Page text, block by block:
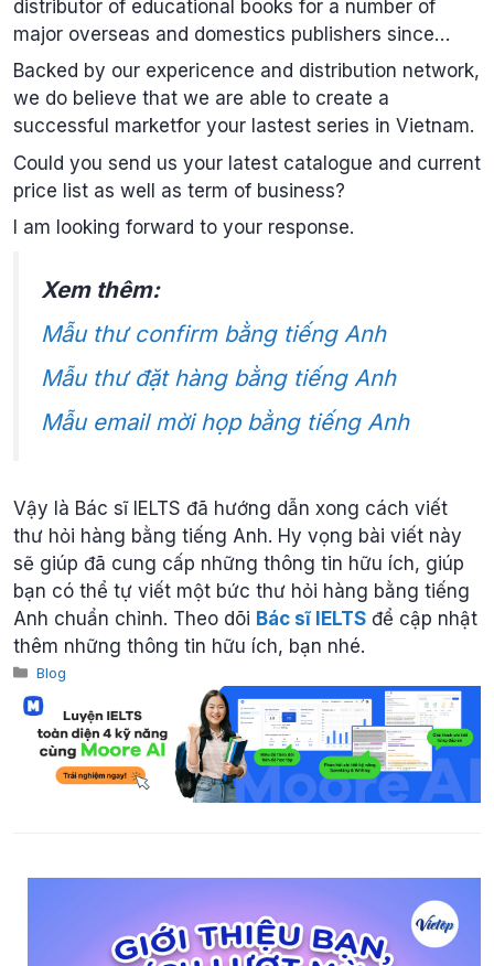
distributor of educational books for a number of
major overseas and domestics publishers since…
Backed by our expericence and distribution network,
we do believe that we are able to create a
successful marketfor your lastest series in Vietnam.
Could you send us your latest catalogue and current
price list as well as term of business?
I am looking forward to your response.
Xem thêm:
Mẫu thư confirm bằng tiếng Anh
Mẫu thư đặt hàng bằng tiếng Anh
Mẫu email mời họp bằng tiếng Anh
Vậy là Bác sĩ IELTS đã hướng dẫn xong cách viết
thư hỏi hàng bằng tiếng Anh. Hy vọng bài viết này
sẽ giúp đã cung cấp những thông tin hữu ích, giúp
bạn có thể tự viết một bức thư hỏi hàng bằng tiếng
Anh chuẩn chỉnh. Theo dõi Bác sĩ IELTS để cập nhật
thêm những thông tin hữu ích, bạn nhé.
Categories
Blog